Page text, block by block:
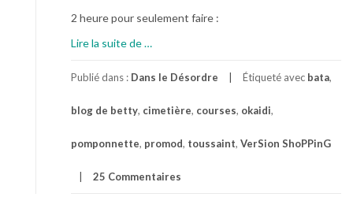
2 heure pour seulement faire :
Lire la suite de
r
p
s
n
…
Publié dans : Dans le Désordre Étiqueté avec bata,
blog de betty, cimetière, courses, okaidi,
pomponnette, promod, toussaint, VerSion ShoPPinG
25 Commentaires